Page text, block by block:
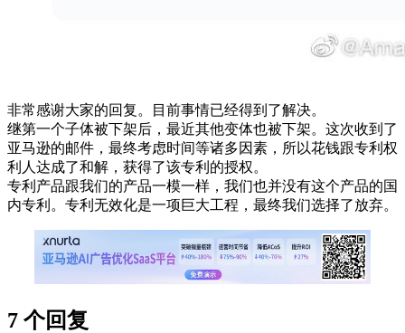
非常感谢大家的回复。目前事情已经得到了解决。
继第一个子体被下架后，最近其他变体也被下架。这次收到了
亚马逊的邮件，最终考虑时间等诸多因素，所以花钱跟专利权
利人达成了和解，获得了该专利的授权。
专利产品跟我们的产品一模一样，我们也并没有这个产品的国
内专利。专利无效化是一项巨大工程，最终我们选择了放弃。
7 个回复